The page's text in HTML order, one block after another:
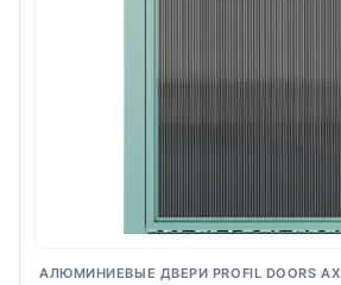
АЛЮМИНИЕВЫЕ ДВЕРИ PROFIL DOORS AX